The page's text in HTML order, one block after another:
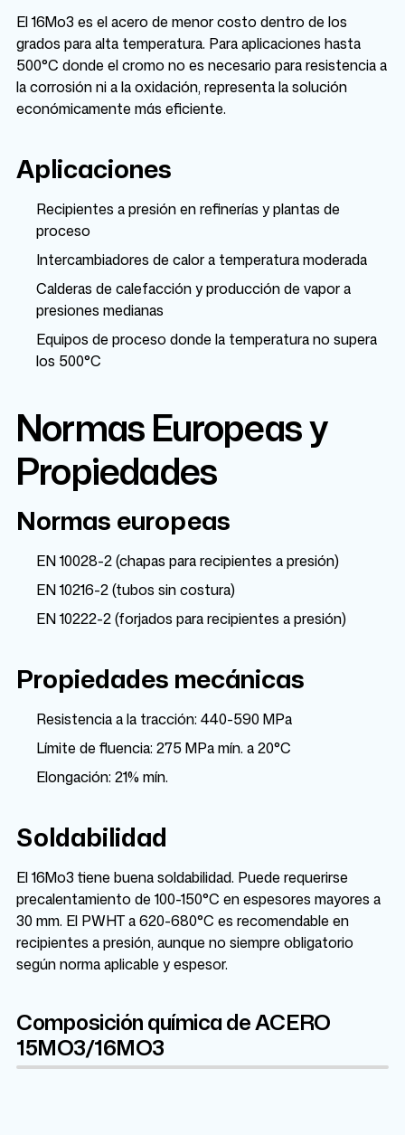
El 16Mo3 es el acero de menor costo dentro de los
grados para alta temperatura. Para aplicaciones hasta
500°C donde el cromo no es necesario para resistencia a
la corrosión ni a la oxidación, representa la solución
económicamente más eficiente.
Aplicaciones
Recipientes a presión en refinerías y plantas de
proceso
Intercambiadores de calor a temperatura moderada
Calderas de calefacción y producción de vapor a
presiones medianas
Equipos de proceso donde la temperatura no supera
los 500°C
Normas Europeas y
Propiedades
Normas europeas
EN 10028-2 (chapas para recipientes a presión)
EN 10216-2 (tubos sin costura)
EN 10222-2 (forjados para recipientes a presión)
Propiedades mecánicas
Resistencia a la tracción: 440-590 MPa
Límite de fluencia: 275 MPa mín. a 20°C
Elongación: 21% mín.
Soldabilidad
El 16Mo3 tiene buena soldabilidad. Puede requerirse
precalentamiento de 100-150°C en espesores mayores a
30 mm. El PWHT a 620-680°C es recomendable en
recipientes a presión, aunque no siempre obligatorio
según norma aplicable y espesor.
Composición química de ACERO
15MO3/16MO3